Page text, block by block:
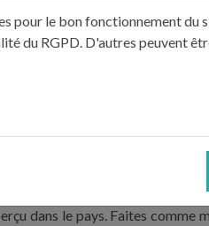
dans ma mémoire
beaux produits. Emballée
trouve une épicerie fine où je
espagnols (je vous
l’addition pour ne pas me
Les espagnols ont
énergétique et la
mois.
d’olive avant dégustation
dans le pays. Faites comme
pour le bon fonctionnement du
du RGPD. D'autres peuvent